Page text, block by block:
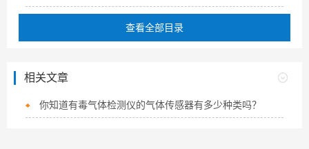
查看全部目录
相关文章
你知道有毒气体检测仪的气体传感器有多少种类吗？